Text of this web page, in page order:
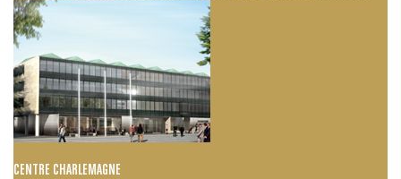
CENTRE CHARLEMAGNE